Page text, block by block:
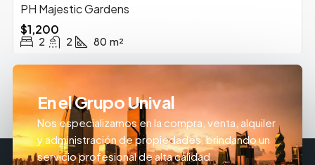
PH Majestic Gardens
$1,200
2 2 80 m²
En el Grupo Unival
Nos especializamos en la compra, venta, alquiler
y administración de propiedades, brindando un
servicio profesional de alta calidad.